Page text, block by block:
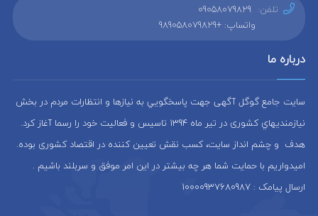
تلفن: 09058079829
واتساپ: +989058079829
درباره ما
سایت جامع گوگل آگهی جهت پاسخگويي به نيازها و انتظارات مردم در بخش
نيازمنديهاي کشوری در تير ماه 1394 تاسيس و فعاليت خود را رسما آغاز كرد.
هدف و چشم انداز سایت، كسب نقش تعيين كننده در اقتصاد کشوری بوده.
امیدواریم با حمایت شما هر چه بیشتر در این امر موفق و سربلند باشیم .
ارسال پیامک : 10000937680987